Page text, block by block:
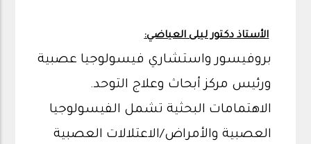
الأستاذ دكتور ليلى العياضي:
بروفيسور واستشاري فيسولوجيا عصبية
ورئيس مركز أبحاث وعلاج التوحد.
الاهتمامات البحثية تشمل الفيسولوجيا
العصبية والأمراض/الاعتلالات العصبية